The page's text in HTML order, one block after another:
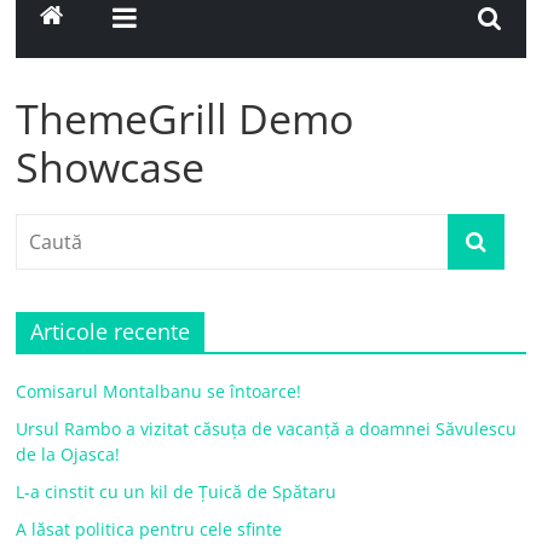
ThemeGrill Demo
Showcase
Articole recente
Comisarul Montalbanu se întoarce!
Ursul Rambo a vizitat căsuța de vacanță a doamnei Săvulescu
de la Ojasca!
L-a cinstit cu un kil de Țuică de Spătaru
A lăsat politica pentru cele sfinte